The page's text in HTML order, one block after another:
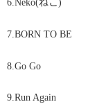
6 Neko(ねこ)
7 BORN TO BE
8 Go Go
9 Run Again